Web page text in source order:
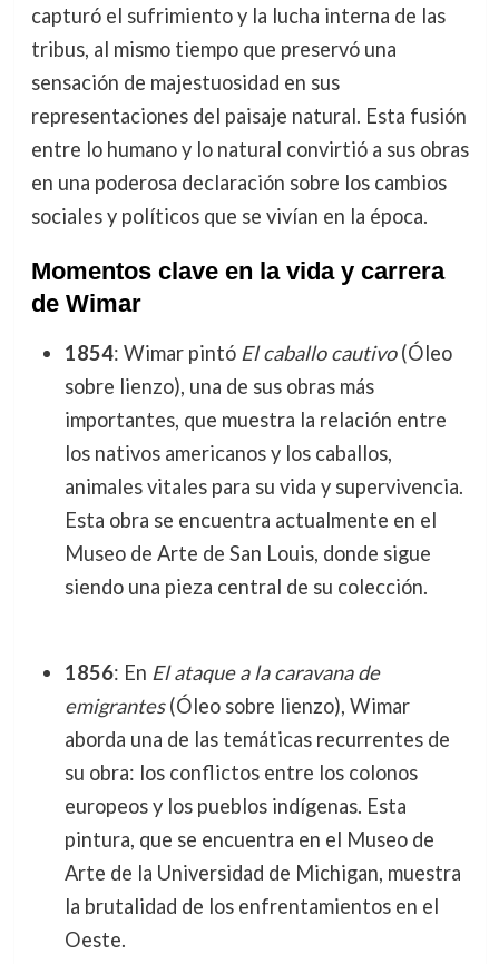
capturó el sufrimiento y la lucha interna de las
tribus, al mismo tiempo que preservó una
sensación de majestuosidad en sus
representaciones del paisaje natural. Esta fusión
entre lo humano y lo natural convirtió a sus obras
en una poderosa declaración sobre los cambios
sociales y políticos que se vivían en la época.
Momentos clave en la vida y carrera
de Wimar
1854: Wimar pintó El caballo cautivo(Óleo
sobre lienzo), una de sus obras más
importantes, que muestra la relación entre
los nativos americanos y los caballos,
animales vitales para su vida y supervivencia.
Esta obra se encuentra actualmente en el
Museo de Arte de San Louis, donde sigue
siendo una pieza central de su colección.
1856: En El ataque a la caravana de
emigrantes(Óleo sobre lienzo), Wimar
aborda una de las temáticas recurrentes de
su obra: los conflictos entre los colonos
europeos y los pueblos indígenas. Esta
pintura, que se encuentra en el Museo de
Arte de la Universidad de Michigan, muestra
la brutalidad de los enfrentamientos en el
Oeste.